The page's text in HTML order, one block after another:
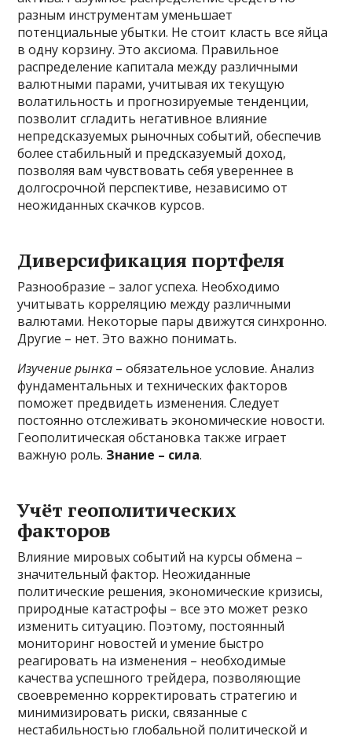
разным инструментам уменьшает
потенциальные убытки. Не стоит класть все яйца
в одну корзину. Это аксиома. Правильное
распределение капитала между различными
валютными парами, учитывая их текущую
волатильность и прогнозируемые тенденции,
позволит сгладить негативное влияние
непредсказуемых рыночных событий, обеспечив
более стабильный и предсказуемый доход,
позволяя вам чувствовать себя увереннее в
долгосрочной перспективе, независимо от
неожиданных скачков курсов.
Диверсификация портфеля
Разнообразие – залог успеха. Необходимо
учитывать корреляцию между различными
валютами. Некоторые пары движутся синхронно.
Другие – нет. Это важно понимать.
Изучение рынка – обязательное условие. Анализ
фундаментальных и технических факторов
поможет предвидеть изменения. Следует
постоянно отслеживать экономические новости.
Геополитическая обстановка также играет
важную роль. Знание – сила.
Учёт геополитических
факторов
Влияние мировых событий на курсы обмена –
значительный фактор. Неожиданные
политические решения, экономические кризисы,
природные катастрофы – все это может резко
изменить ситуацию. Поэтому, постоянный
мониторинг новостей и умение быстро
реагировать на изменения – необходимые
качества успешного трейдера, позволяющие
своевременно корректировать стратегию и
минимизировать риски, связанные с
нестабильностью глобальной политической и